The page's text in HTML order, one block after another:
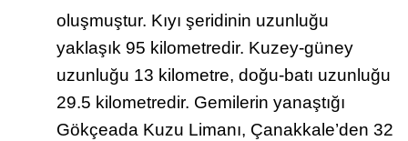
oluşmuştur. Kıyı şeridinin uzunluğu
yaklaşık 95 kilometredir. Kuzey-güney
uzunluğu 13 kilometre, doğu-batı uzunluğu
29.5 kilometredir. Gemilerin yanaştığı
Gökçeada Kuzu Limanı, Çanakkale’den 32